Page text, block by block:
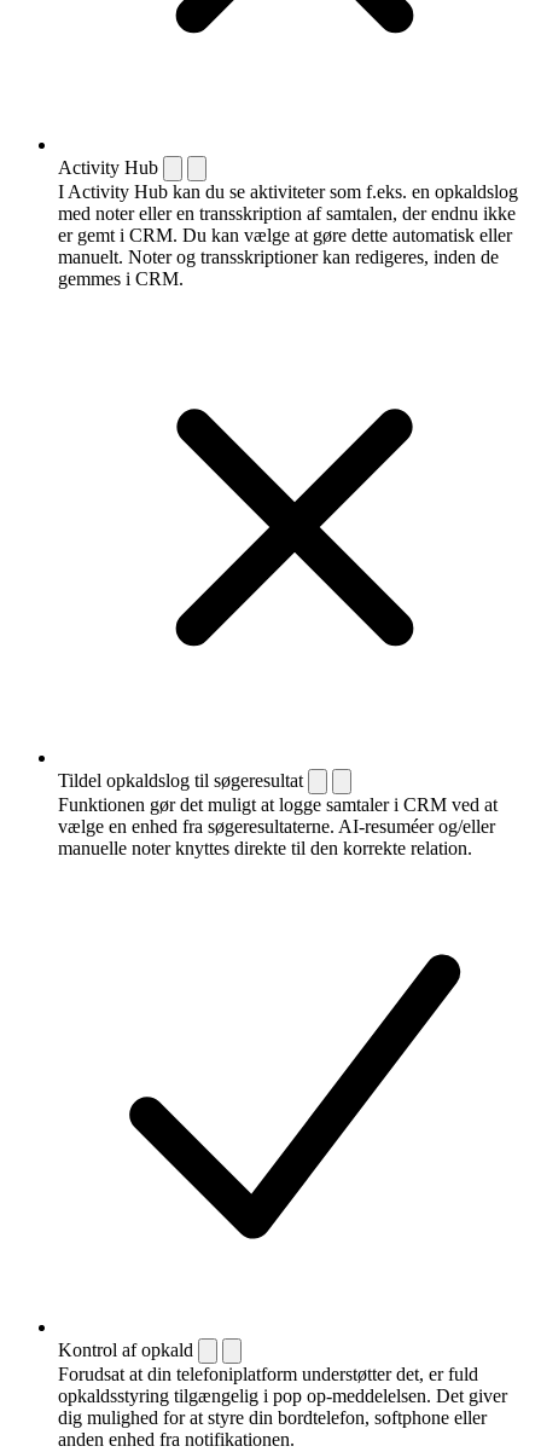
Activity Hub
I Activity Hub kan du se aktiviteter som f.eks. en opkaldslog
med noter eller en transskription af samtalen, der endnu ikke
er gemt i CRM. Du kan vælge at gøre dette automatisk eller
manuelt. Noter og transskriptioner kan redigeres, inden de
gemmes i CRM.
Tildel opkaldslog til søgeresultat
Funktionen gør det muligt at logge samtaler i CRM ved at
vælge en enhed fra søgeresultaterne. AI-resuméer og/eller
manuelle noter knyttes direkte til den korrekte relation.
Kontrol af opkald
Forudsat at din telefoniplatform understøtter det, er fuld
opkaldsstyring tilgængelig i pop op-meddelelsen. Det giver
dig mulighed for at styre din bordtelefon, softphone eller
anden enhed fra notifikationen.